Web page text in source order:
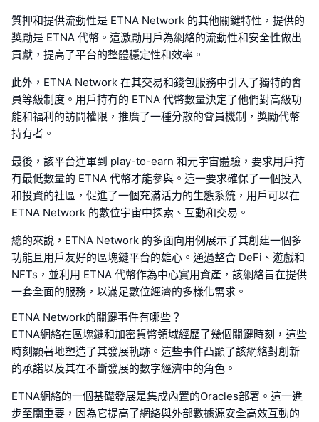
質押和提供流動性是 ETNA Network 的其他關鍵特性，提供的
獎勵是 ETNA 代幣。這激勵用戶為網絡的流動性和安全性做出
貢獻，提高了平台的整體穩定性和效率。
此外，ETNA Network 在其交易和錢包服務中引入了獨特的會
員等級制度。用戶持有的 ETNA 代幣數量決定了他們對高級功
能和福利的訪問權限，推廣了一種分散的會員機制，獎勵代幣
持有者。
最後，該平台進軍到 play-to-earn 和元宇宙體驗，要求用戶持
有最低數量的 ETNA 代幣才能參與。這一要求確保了一個投入
和投資的社區，促進了一個充滿活力的生態系統，用戶可以在
ETNA Network 的數位宇宙中探索、互動和交易。
總的來說，ETNA Network 的多面向用例展示了其創建一個多
功能且用戶友好的區塊鏈平台的雄心。通過整合 DeFi、遊戲和
NFTs，並利用 ETNA 代幣作為中心實用資產，該網絡旨在提供
一套全面的服務，以滿足數位經濟的多樣化需求。
ETNA Network的關鍵事件有哪些？
ETNA網絡在區塊鏈和加密貨幣領域經歷了幾個關鍵時刻，這些
時刻顯著地塑造了其發展軌跡。這些事件凸顯了該網絡對創新
的承諾以及其在不斷發展的數字經濟中的角色。
ETNA網絡的一個基礎發展是集成內置的Oracles部署。這一進
步至關重要，因為它提高了網絡與外部數據源安全高效互動的